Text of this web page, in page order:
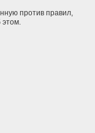
против правил,
этом.